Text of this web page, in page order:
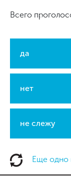
Всего
да
нет
не слежу
Еще одно